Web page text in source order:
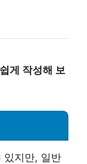
게 작성해 보
있지만, 일반